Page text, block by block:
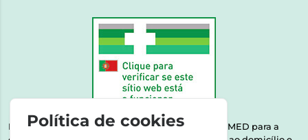
Esta farmácia encontra-se autorizada pelo INFARMED para a
Política de cookies